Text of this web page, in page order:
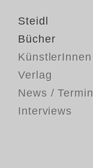
Steidl
Bücher
KünstlerInnen
Verlag
News /
Interviews